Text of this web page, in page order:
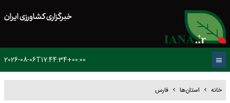
خبرگزاری کشاورزی ایران
2026-08-06T17:44:34+00:00
خانه استان‌ها فارس